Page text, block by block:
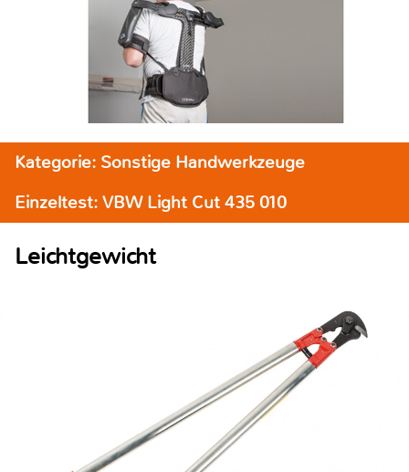
Kategorie: Sonstige Handwerkzeuge
Einzeltest: VBW Light Cut 435 010
Leichtgewicht